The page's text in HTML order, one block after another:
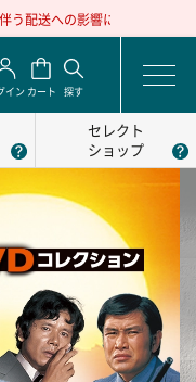
う配送への影響について
イン カート 探す
セレクト
ショップ